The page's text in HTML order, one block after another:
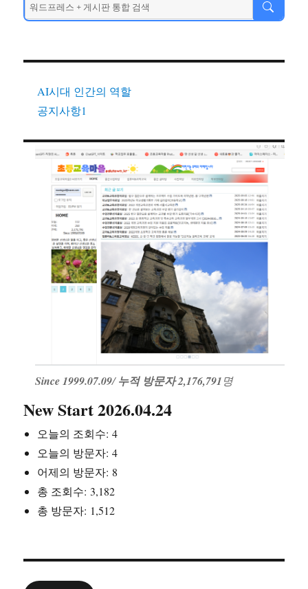
AI시대 인간의 역할
공지사항1
Since 1999.07.09/누적 방문자 2,176,791명
New Start 2026.04.24
오늘의 조회수:4
오늘의 방문자:4
어제의 방문자: 8
총 조회수: 3,182
총 방문자: 1,512